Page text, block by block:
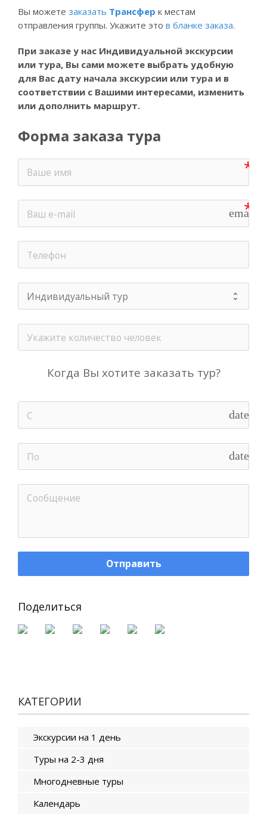
Вы можете заказать Трансфер к местам
отправления группы. Укажите это в бланке заказа.
При заказе у нас Индивидуальной экскурсии
или тура, Вы сами можете выбрать удобную
для Вас дату начала экскурсии или тура и в
соответствии с Вашими интересами, изменить
или дополнить маршрут.
Форма заказа тура
email
Когда Вы хотите заказать тур?
Отправить
Поделиться
КАТЕГОРИИ
Экскурсии на 1 день
Туры на 2-3 дня
Многодневные туры
Календарь